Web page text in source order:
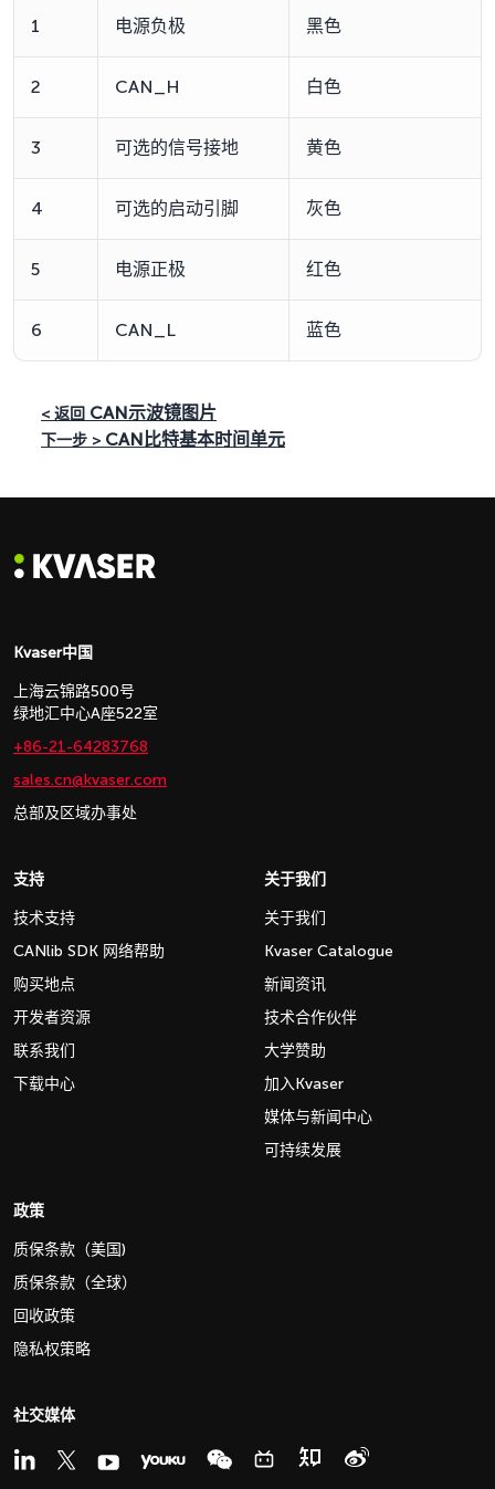
1 电源负极 黑色
2 CAN_H 白色
3 可选的信号接地 黄色
4 可选的启动引脚 灰色
5 电源正极 红色
6 CAN_L 蓝色
< 返回 CAN示波镜图片
下一步 > CAN比特基本时间单元
Kvaser中国
上海云锦路500号
绿地汇中心A座522室
+86-21-64283768
sales.cn@kvaser.com
总部及区域办事处
支持
技术支持
CANlib SDK 网络帮助
购买地点
开发者资源
联系我们
下载中心
关于我们
关于我们
Kvaser Catalogue
新闻资讯
技术合作伙伴
大学赞助
加入Kvaser
媒体与新闻中心
可持续发展
政策
质保条款（美国)
质保条款（全球）
回收政策
隐私权策略
社交媒体